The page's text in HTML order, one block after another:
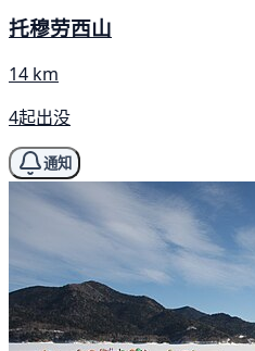
托穆劳西山
14 km
4起出没
通知